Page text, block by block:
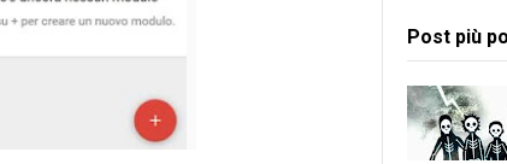
Post più